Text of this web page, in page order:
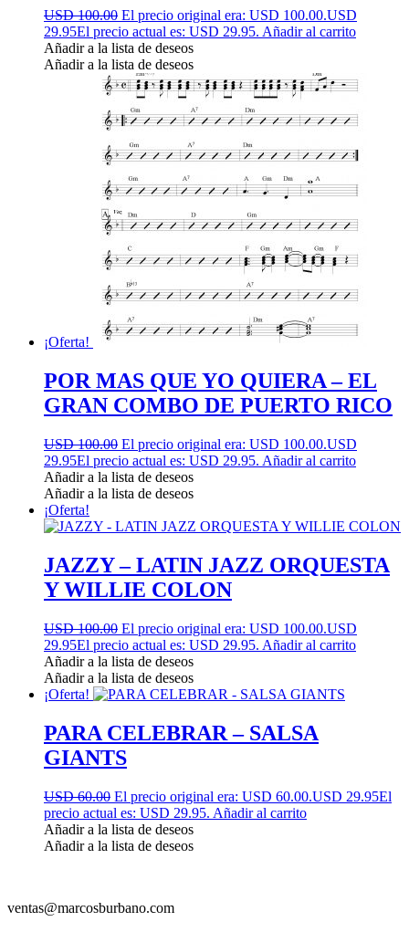
USD 100.00 El precio original era: USD 100.00.USD
29.95El precio actual es: USD 29.95. Añadir al carrito
Añadir a la lista de deseos
Añadir a la lista de deseos
¡Oferta!
POR MAS QUE YO QUIERA – EL
GRAN COMBO DE PUERTO RICO
USD 100.00 El precio original era: USD 100.00.USD
29.95El precio actual es: USD 29.95. Añadir al carrito
Añadir a la lista de deseos
Añadir a la lista de deseos
¡Oferta!
JAZZY – LATIN JAZZ ORQUESTA
Y WILLIE COLON
USD 100.00 El precio original era: USD 100.00.USD
29.95El precio actual es: USD 29.95. Añadir al carrito
Añadir a la lista de deseos
Añadir a la lista de deseos
¡Oferta!
PARA CELEBRAR – SALSA
GIANTS
USD 60.00 El precio original era: USD 60.00.USD 29.95El
precio actual es: USD 29.95. Añadir al carrito
Añadir a la lista de deseos
Añadir a la lista de deseos
ventas@marcosburbano.com